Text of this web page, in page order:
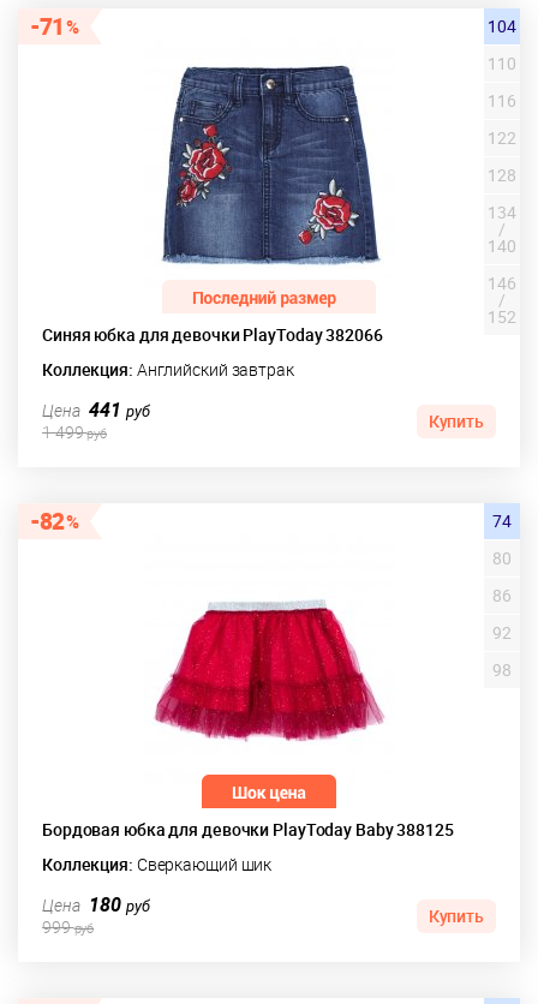
71
Синяя юбка для девочки PlayToday 382066
Коллекция: Английский завтрак
104
110
116
122
128
134
/
140
146
/
152
Цена 441руб
1 499руб
Купить
82
Бордовая юбка для девочки PlayToday Baby 388125
Коллекция: Сверкающий шик
74
80
86
92
98
Цена 180руб
999руб
Купить